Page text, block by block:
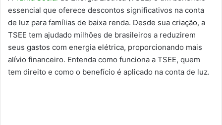
essencial que oferece descontos significativos na conta
de luz para famílias de baixa renda. Desde sua criação, a
TSEE tem ajudado milhões de brasileiros a reduzirem
seus gastos com energia elétrica, proporcionando mais
alívio financeiro. Entenda como funciona a TSEE, quem
tem direito e como o benefício é aplicado na conta de luz.